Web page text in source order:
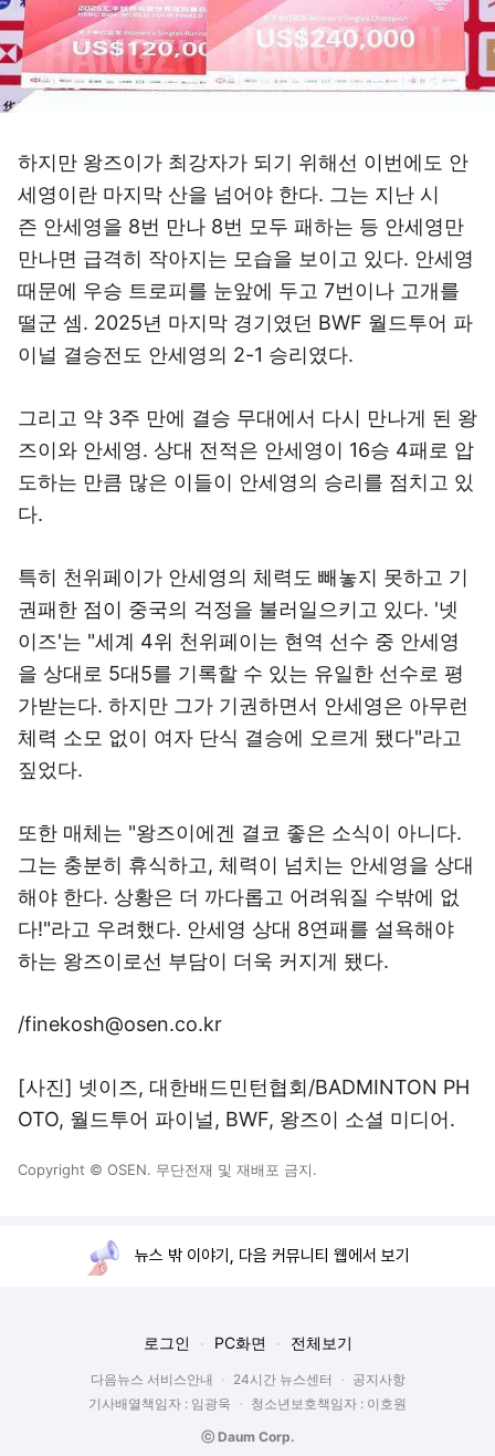
하지만 왕즈이가 최강자가 되기 위해선 이번에도 안
세영이란 마지막 산을 넘어야 한다. 그는 지난 시
즌 안세영을 8번 만나 8번 모두 패하는 등 안세영만
만나면 급격히 작아지는 모습을 보이고 있다. 안세영
때문에 우승 트로피를 눈앞에 두고 7번이나 고개를
떨군 셈. 2025년 마지막 경기였던 BWF 월드투어 파
이널 결승전도 안세영의 2-1 승리였다.
그리고 약 3주 만에 결승 무대에서 다시 만나게 된 왕
즈이와 안세영. 상대 전적은 안세영이 16승 4패로 압
도하는 만큼 많은 이들이 안세영의 승리를 점치고 있
다.
특히 천위페이가 안세영의 체력도 빼놓지 못하고 기
권패한 점이 중국의 걱정을 불러일으키고 있다. '넷
이즈'는 "세계 4위 천위페이는 현역 선수 중 안세영
을 상대로 5대5를 기록할 수 있는 유일한 선수로 평
가받는다. 하지만 그가 기권하면서 안세영은 아무런
체력 소모 없이 여자 단식 결승에 오르게 됐다"라고
짚었다.
또한 매체는 "왕즈이에겐 결코 좋은 소식이 아니다.
그는 충분히 휴식하고, 체력이 넘치는 안세영을 상대
해야 한다. 상황은 더 까다롭고 어려워질 수밖에 없
다!"라고 우려했다. 안세영 상대 8연패를 설욕해야
하는 왕즈이로선 부담이 더욱 커지게 됐다.
/finekosh@osen.co.kr
[사진] 넷이즈, 대한배드민턴협회/BADMINTON PH
OTO, 월드투어 파이널, BWF, 왕즈이 소셜 미디어.
Copyright © OSEN. 무단전재 및 재배포 금지.
뉴스 밖 이야기, 다음 커뮤니티 웹에서 보기
로그인 PC화면 전체보기
다음뉴스 서비스안내 24시간 뉴스센터
공지사항
기사배열책임자 : 임광욱
청소년보호책임자 : 이호원
ⓒ Daum Corp.